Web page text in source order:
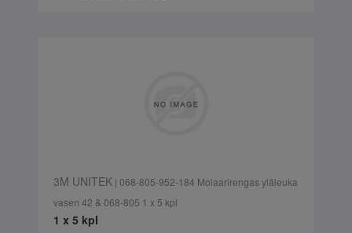
3M UNITEK| 068-805-952-184 Molaarirengas yläleuka
vasen 42 & 068-805 1 x 5 kpl
1 x 5 kpl